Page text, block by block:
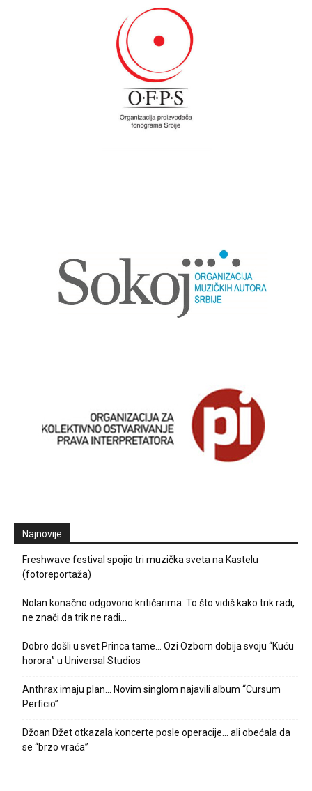
Najnovije
Freshwave festival spojio tri muzička sveta na Kastelu
(fotoreportaža)
Nolan konačno odgovorio kritičarima: To što vidiš kako trik radi,
ne znači da trik ne radi…
Dobro došli u svet Princa tame… Ozi Ozborn dobija svoju “Kuću
horora” u Universal Studios
Anthrax imaju plan… Novim singlom najavili album “Cursum
Perficio”
Džoan Džet otkazala koncerte posle operacije… ali obećala da
se “brzo vraća”